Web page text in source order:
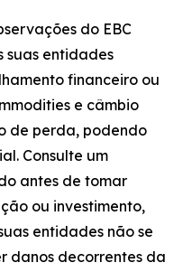
do EBC
suas entidades
financeiro ou
e câmbio
de perda, podendo
Consulte um
antes de tomar
ou investimento,
entidades não se
danos decorrentes da